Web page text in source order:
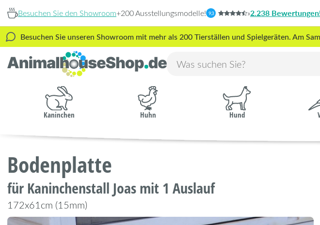
Besuchen Sie den Showroom+200 Ausstellungsmodelle! 9,3 »2.238
Besuchen Sie unseren Showroom mit mehr als 200 Tierställen und Spielgeräten. Am
Kaninchen Huhn Hund
Bodenplatte
für Kaninchenstall Joas mit 1 Auslauf
172x61cm (15mm)